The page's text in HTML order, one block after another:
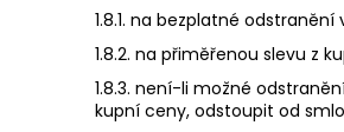
1.8.1. na bezplatné odstranění
1.8.2. na přiměřenou slevu z
1.8.3. není-li možné
kupní ceny, odstoupit od